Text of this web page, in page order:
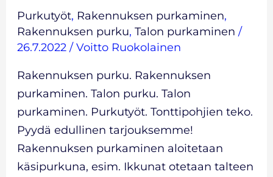
Purkutyöt, Rakennuksen purkaminen,
Rakennuksen purku, Talon purkaminen /
26.7.2022 / Voitto Ruokolainen
Rakennuksen purku. Rakennuksen
purkaminen. Talon purku. Talon
purkaminen. Purkutyöt. Tonttipohjien teko.
Pyydä edullinen tarjouksemme!
Rakennuksen purkaminen aloitetaan
käsipurkuna, esim. Ikkunat otetaan talteen